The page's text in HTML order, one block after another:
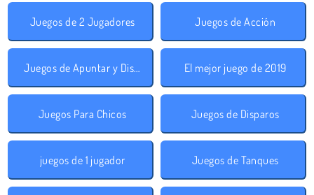
Juegos de 2 Jugadores Juegos de Acción
Juegos de Apuntar y Disparar El mejor juego de 2019
Juegos Para Chicos Juegos de Disparos
juegos de 1 jugador Juegos de Tanques